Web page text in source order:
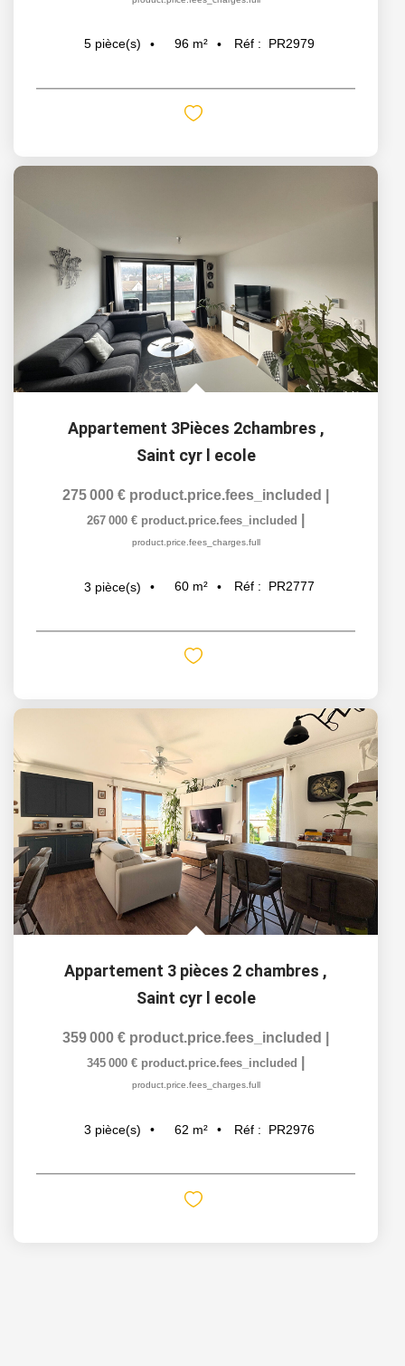
5 pièce(s) 96 m² Réf : PR2979
Appartement 3Pièces 2chambres ,
Saint cyr l ecole
275 000 € product.price.fees_included
267 000 € product.price.fees_included
product.price.fees_charges.full
3 pièce(s) 60 m² Réf : PR2777
Appartement 3 pièces 2 chambres ,
Saint cyr l ecole
359 000 € product.price.fees_included
345 000 € product.price.fees_included
product.price.fees_charges.full
3 pièce(s) 62 m² Réf : PR2976